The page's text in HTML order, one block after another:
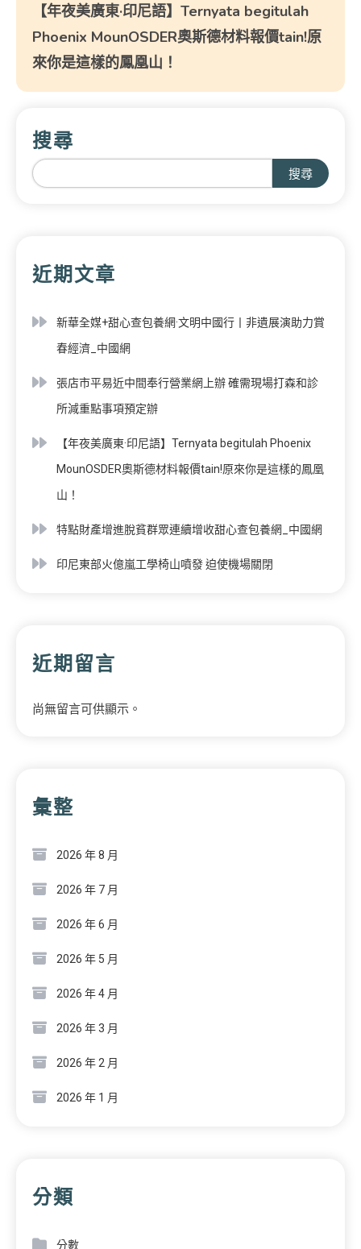
【年夜美廣東·印尼語】Ternyata begitulah
Phoenix MounOSDER奧斯德材料報價tain!原
來你是這樣的鳳凰山！
搜尋
搜尋
近期文章
新華全媒+甜心查包養網·文明中國行丨非遺展演助力賞
春經濟_中國網
張店市平易近中間奉行營業網上辦 確需現場打森和診
所減重點事項預定辦
【年夜美廣東·印尼語】Ternyata begitulah Phoenix
MounOSDER奧斯德材料報價tain!原來你是這樣的鳳凰
山！
特點財產增進脫貧群眾連續增收甜心查包養網_中國網
印尼東部火億嵐工學椅山噴發 迫使機場關閉
近期留言
尚無留言可供顯示。
彙整
2026 年 8 月
2026 年 7 月
2026 年 6 月
2026 年 5 月
2026 年 4 月
2026 年 3 月
2026 年 2 月
2026 年 1 月
分類
分數